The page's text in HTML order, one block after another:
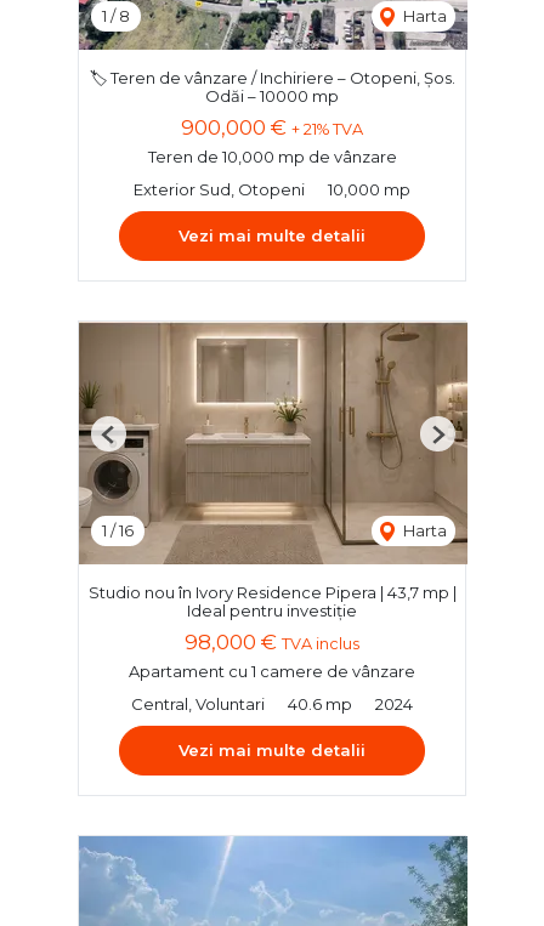
1 /8 Harta
🏷️ Teren de vânzare / Inchiriere – Otopeni, Șos.
Odăi – 10000 mp
900,000 € + 21% TVA
Teren de 10,000 mp de vânzare
Exterior Sud, Otopeni
10,000 mp
Vezi mai multe detalii
1 /16 Harta
Previous Next
Studio nou în Ivory Residence Pipera | 43,7 mp |
Ideal pentru investiție
98,000 € TVA inclus
Apartament cu 1 camere de vânzare
Central, Voluntari
40.6 mp 2024
Vezi mai multe detalii